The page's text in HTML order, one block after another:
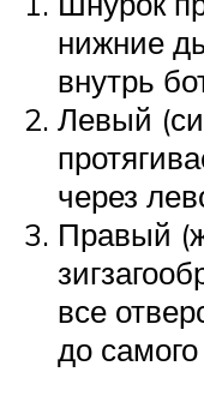
нижние
внутрь
Левый
через
Правый
все
до